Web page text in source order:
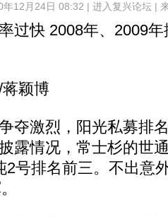
年12月24日 08:32 | 进入复兴论坛|
快 2008年、2009年
颖博
激烈，阳光私募排
露情况，常士杉的世
2号排名前三。不出意